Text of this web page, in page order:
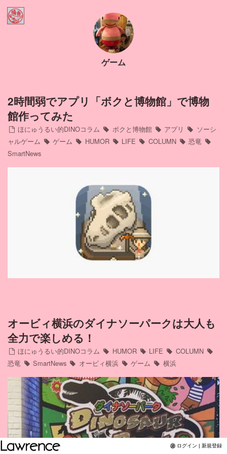
Home
ほにゅうるい的DINOコラム
Profile
インスタ
アメブロ
ゲーム
2時間弱でアプリ「ボクと博物館」で博物
館作ってみた
ほにゅうるい的DINOコラム ボクと博物館 アプリ
ソーシ
ャルゲーム
ゲーム HUMOR LIFE COLUMN
恐竜
SmartNews
オービィ横浜のダイナソーパークは大人も
全力で楽しめる！
ほにゅうるい的DINOコラム HUMOR LIFE
COLUMN
恐竜
SmartNews オービィ横浜 ゲーム 横浜
ログイン | 新規登録